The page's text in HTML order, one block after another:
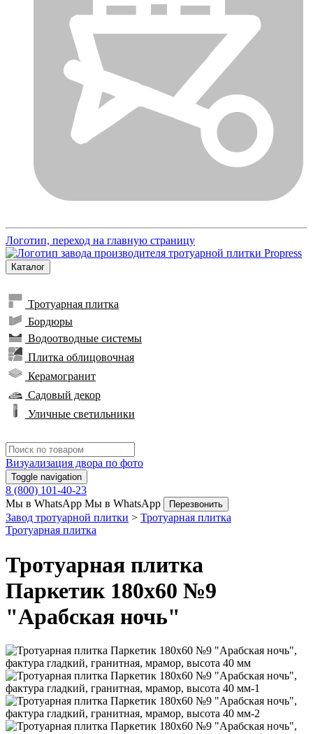
Логотип, переход на главную страницу
Каталог
Тротуарная плитка
Бордюры
Водоотводные системы
Плитка облицовочная
Керамогранит
Садовый декор
Уличные светильники
Визуализация двора по фото
Toggle navigation
8 (800) 101-40-23
Мы в WhatsApp Мы в WhatsApp Перезвонить
Завод тротуарной плитки > Тротуарная плитка
Тротуарная плитка
Тротуарная плитка
Паркетик 180х60 №9
"Арабская ночь"